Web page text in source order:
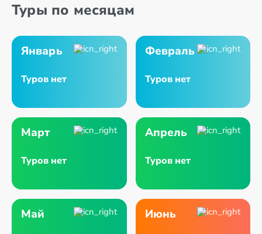
Туры по месяцам
Январь
Туров нет
Февраль
Туров нет
Март
Туров нет
Апрель
Туров нет
Май Июнь